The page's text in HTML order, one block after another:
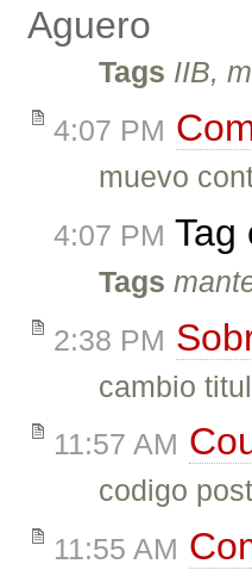
Aguero
Tags IIB,
4:07 PM
muevo
4:07 PM Tag
Tags
2:38 PM
cambio
11:57 AM
codigo
11:55 AM